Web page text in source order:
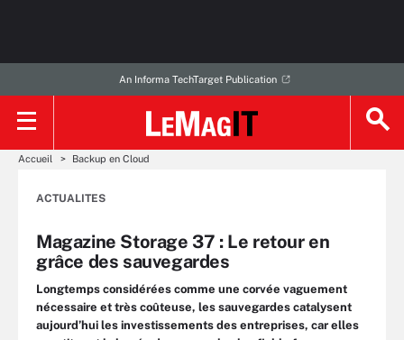
An Informa TechTarget Publication
Accueil Backup en Cloud
ACTUALITES
Magazine Storage 37 : Le retour en
grâce des sauvegardes
Longtemps considérées comme une corvée vaguement
nécessaire et très coûteuse, les sauvegardes catalysent
aujourd’hui les investissements des entreprises, car elles